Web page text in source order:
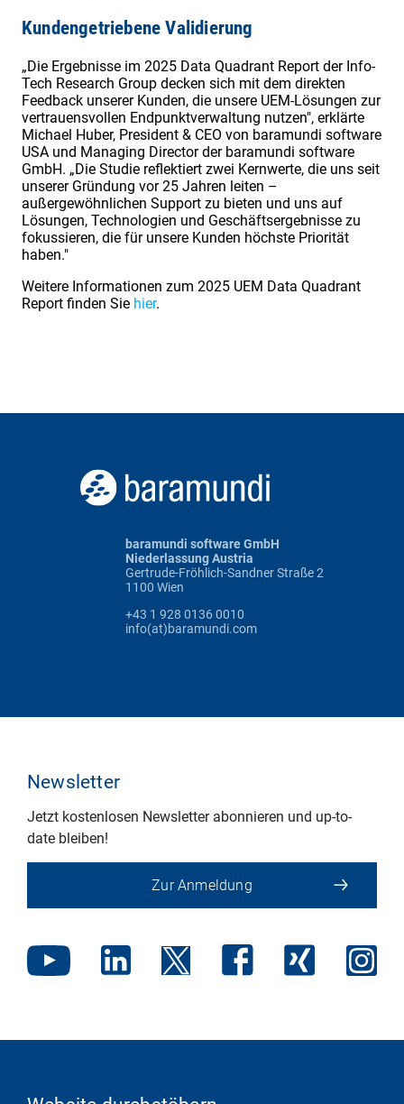
Kundengetriebene Validierung
„Die Ergebnisse im 2025 Data Quadrant Report der Info-
Tech Research Group decken sich mit dem direkten
Feedback unserer Kunden, die unsere UEM-Lösungen zur
vertrauensvollen Endpunktverwaltung nutzen", erklärte
Michael Huber, President & CEO von baramundi software
USA und Managing Director der baramundi software
GmbH. „Die Studie reflektiert zwei Kernwerte, die uns seit
unserer Gründung vor 25 Jahren leiten –
außergewöhnlichen Support zu bieten und uns auf
Lösungen, Technologien und Geschäftsergebnisse zu
fokussieren, die für unsere Kunden höchste Priorität
haben."
Weitere Informationen zum 2025 UEM Data Quadrant
Report finden Sie hier.
baramundi software GmbH
Niederlassung Austria
Gertrude-Fröhlich-Sandner Straße 2
1100 Wien
+43 1 928 0136 0010
info(at)baramundi.com
Newsletter
Jetzt kostenlosen Newsletter abonnieren und up-to-
date bleiben!
Zur Anmeldung